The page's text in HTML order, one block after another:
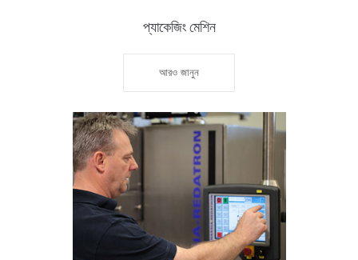
প্যাকেজিং মেশিন
আরও জানুন